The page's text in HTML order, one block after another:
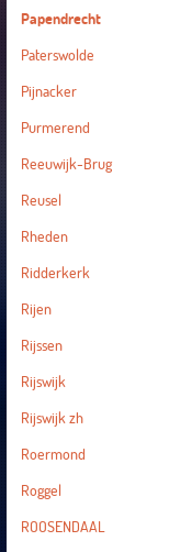
Papendrecht
Paterswolde
Pijnacker
Purmerend
Reeuwijk-Brug
Reusel
Rheden
Ridderkerk
Rijen
Rijssen
Rijswijk
Rijswijk zh
Roermond
Roggel
ROOSENDAAL